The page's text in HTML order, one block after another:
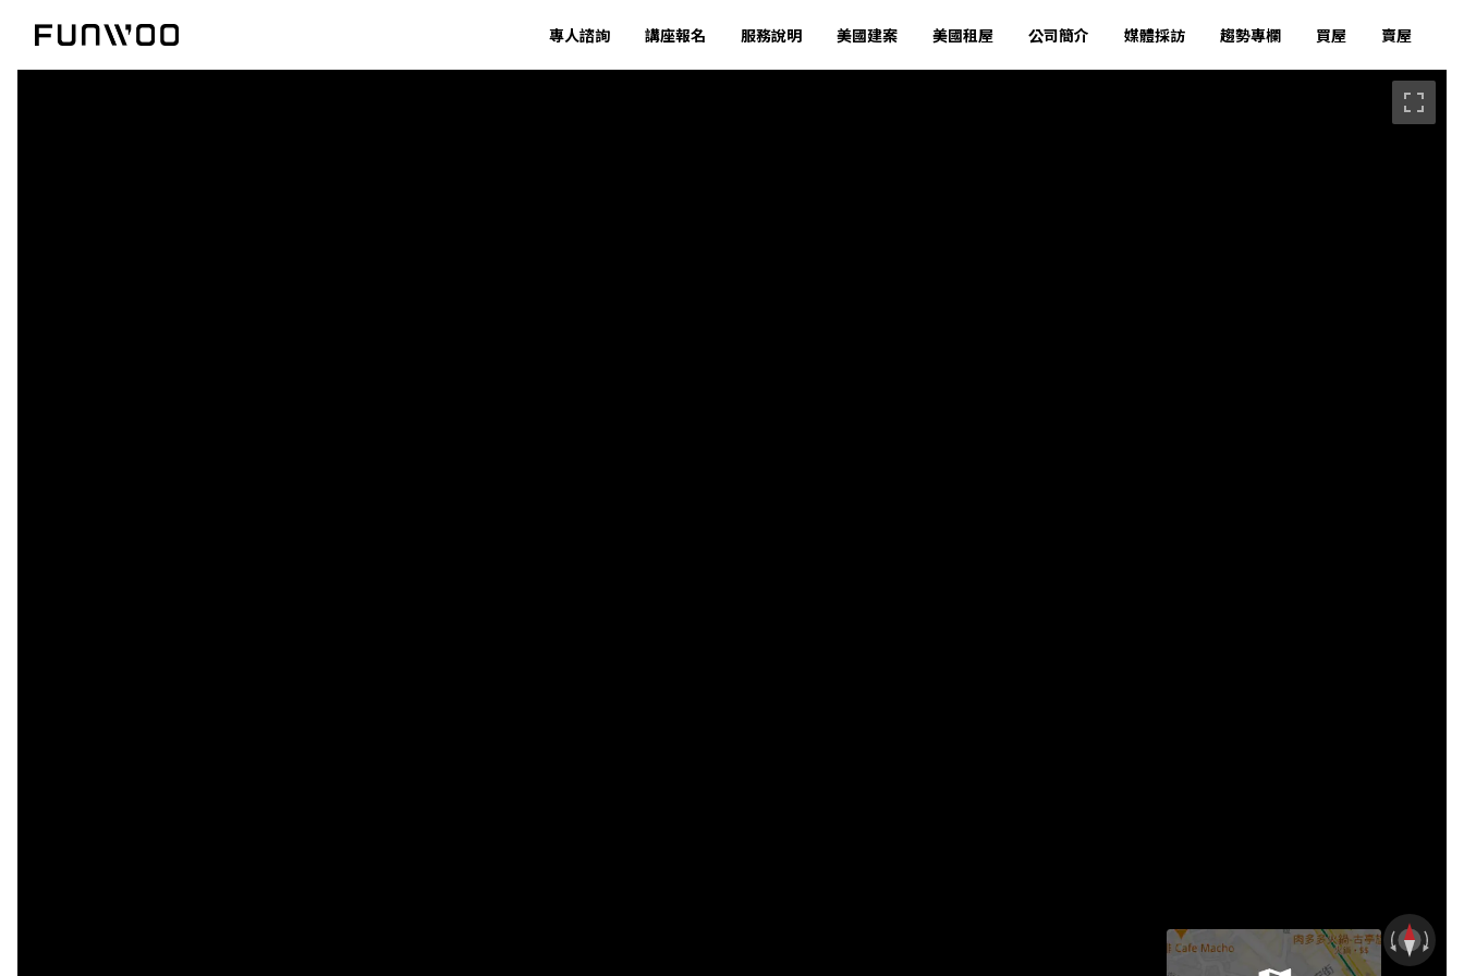
專人諮詢 講座報名 服務說明 美國建案 美國租屋 公司簡介 媒體採訪 趨勢專欄 買屋 賣屋